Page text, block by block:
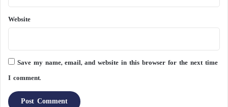
Website
Save my name, email, and website in this browser for the next time
I comment.